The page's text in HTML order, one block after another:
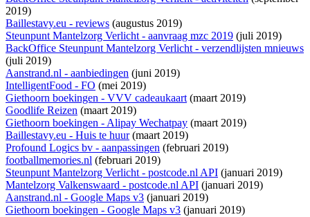
2019)
Baillestavy.eu - reviews (augustus 2019)
Steunpunt Mantelzorg Verlicht - aanvraag mzc 2019 (juli 2019)
BackOffice Steunpunt Mantelzorg Verlicht - verzendlijsten mnieuws
(juli 2019)
Aanstrand.nl - aanbiedingen (juni 2019)
IntelligentFood - FO (mei 2019)
Giethoorn boekingen - VVV cadeaukaart(maart 2019)
Goodlife Reizen (maart 2019)
Giethoorn boekingen - Alipay Wechatpay (maart 2019)
Baillestavy.eu - Huis te huur(maart 2019)
Profound Logics bv - aanpassingen (februari 2019)
footballmemories.nl (februari 2019)
Steunpunt Mantelzorg Verlicht - postcode.nl API (januari 2019)
Mantelzorg Valkenswaard - postcode.nl API (januari 2019)
Aanstrand.nl - Google Maps v3 (januari 2019)
Giethoorn boekingen - Google Maps v3 (januari 2019)